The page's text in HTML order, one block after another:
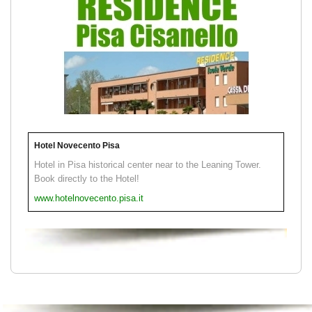
Hotel Novecento Pisa
Hotel in Pisa historical center near to the Leaning Tower.
Book directly to the Hotel!
www.hotelnovecento.pisa.it